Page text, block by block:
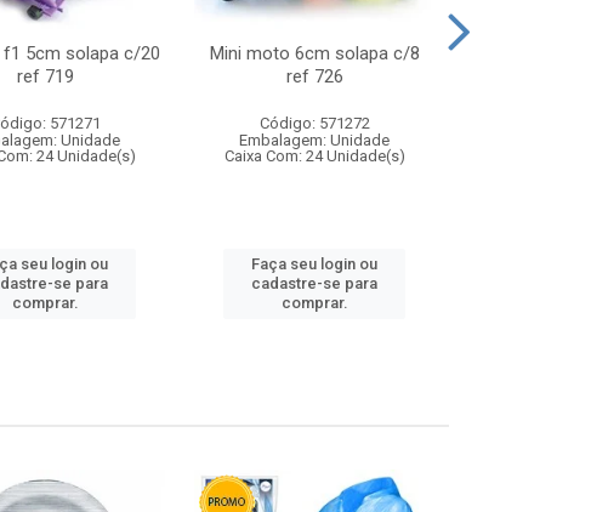
f1 5cm solapa c/20
ref 719
571271
Unidade
24 Unidade(s)
seu login ou
se para
comprar.
Mini moto 6cm solapa c/8
ref 726
Código: 571272
Embalagem: Unidade
Caixa Com: 24 Unidade(s)
Faça seu login ou
cadastre-se para
comprar.